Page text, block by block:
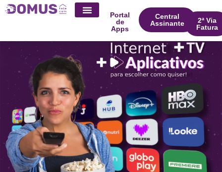
Portal
de
Apps
Central
Assinante
2ª Via
Fatura